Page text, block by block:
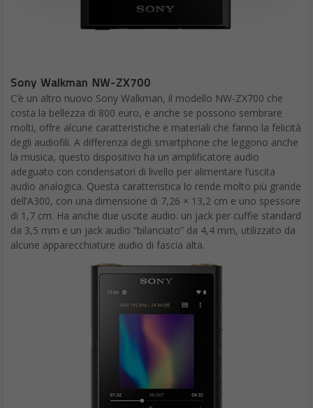
Sony Walkman NW-ZX700
C’è un altro nuovo Sony Walkman, il modello NW-ZX700 che
costa la bellezza di 800 euro, e anche se possono sembrare
molti, offre alcune caratteristiche e materiali che fanno la felicità
degli audiofili. A differenza degli smartphone che leggono anche
la musica, questo dispositivo ha un amplificatore audio
adeguato con condensatori di livello per alimentare l’uscita
audio analogica. Questa caratteristica lo rende molto più grande
dell’A300, con una dimensione di 7,26 × 13,2 cm e uno spessore
di 1,7 cm. Ha anche due uscite audio: un jack per cuffie standard
da 3,5 mm e un jack audio “bilanciato” da 4,4 mm, utilizzato da
alcune apparecchiature audio di fascia alta.